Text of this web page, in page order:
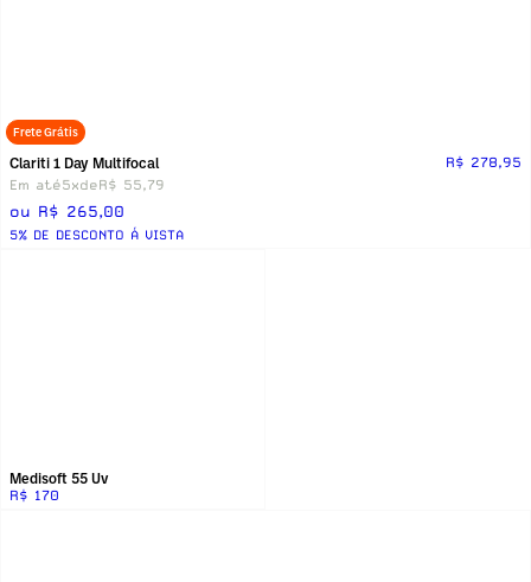
Frete Grátis
Clariti 1 Day Multifocal
R$ 278,95
Em até5xdeR$ 55,79
ou R$ 265,00
5% DE DESCONTO Á VISTA
Medisoft 55 Uv
R$ 170